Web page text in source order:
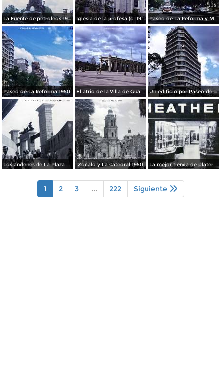
La Fuente de petroleos 1950. Iglesia de la profesa (c. 1950) Paseo de La Reforma y Mto a La Independencia 1950
Paseo de La Reforma 1950. El atrio de la Villa de Guadalupe 1950. Un edificio por Paseo de La Reforma 1950
Los andenes de La Plaza de toros Ciudad de México 1950 Zocalo y La Catedral 1950 La mejor tienda de plateria.
1 2 3 ... 222 Siguiente